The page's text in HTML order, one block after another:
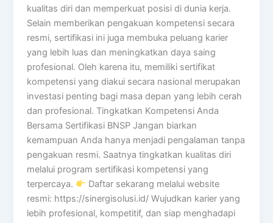
kualitas diri dan memperkuat posisi di dunia kerja.
Selain memberikan pengakuan kompetensi secara
resmi, sertifikasi ini juga membuka peluang karier
yang lebih luas dan meningkatkan daya saing
profesional. Oleh karena itu, memiliki sertifikat
kompetensi yang diakui secara nasional merupakan
investasi penting bagi masa depan yang lebih cerah
dan profesional. Tingkatkan Kompetensi Anda
Bersama Sertifikasi BNSP Jangan biarkan
kemampuan Anda hanya menjadi pengalaman tanpa
pengakuan resmi. Saatnya tingkatkan kualitas diri
melalui program sertifikasi kompetensi yang
terpercaya.
Daftar sekarang melalui website
resmi: https://sinergisolusi.id/ Wujudkan karier yang
lebih profesional, kompetitif, dan siap menghadapi